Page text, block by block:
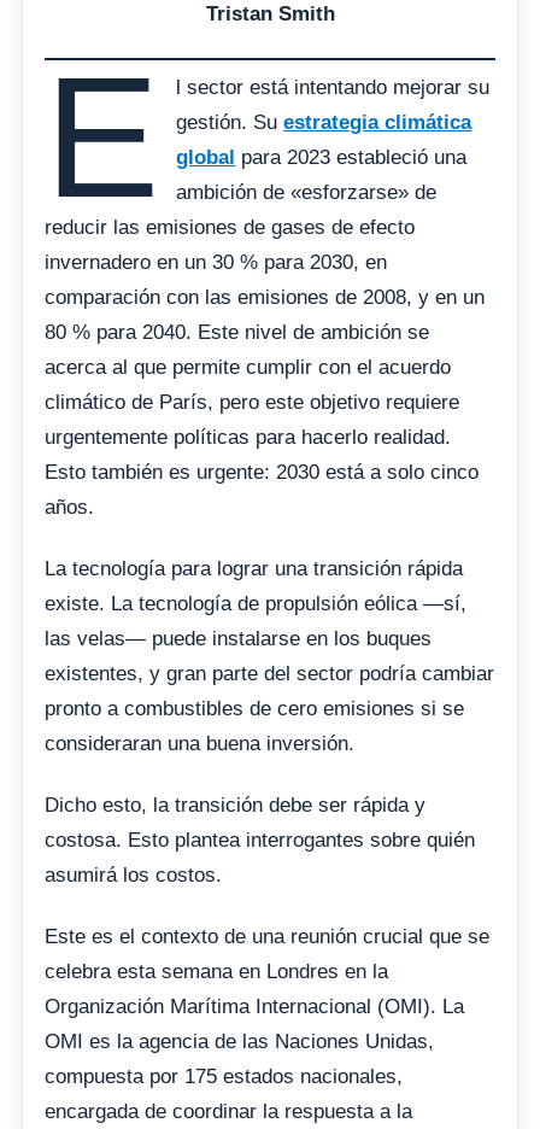
Tristan Smith
E
l sector está intentando mejorar su
gestión. Suestrategia climática
global para 2023 estableció una
ambición de «esforzarse» de
reducir las emisiones de gases de efecto
invernadero en un 30 % para 2030, en
comparación con las emisiones de 2008, y en un
80 % para 2040. Este nivel de ambición se
acerca al que permite cumplir con el acuerdo
climático de París, pero este objetivo requiere
urgentemente políticas para hacerlo realidad.
Esto también es urgente: 2030 está a solo cinco
años.
La tecnología para lograr una transición rápida
existe. La tecnología de propulsión eólica —sí,
las velas— puede instalarse en los buques
existentes, y gran parte del sector podría cambiar
pronto a combustibles de cero emisiones si se
consideraran una buena inversión.
Dicho esto, la transición debe ser rápida y
costosa. Esto plantea interrogantes sobre quién
asumirá los costos.
Este es el contexto de una reunión crucial que se
celebra esta semana en Londres en la
Organización Marítima Internacional (OMI). La
OMI es la agencia de las Naciones Unidas,
compuesta por 175 estados nacionales,
encargada de coordinar la respuesta a la